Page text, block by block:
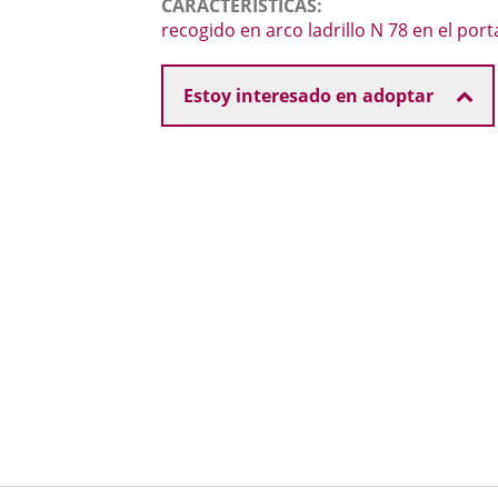
externa.externa.
aplicación
externa.
CARACTERÍSTICAS
recogido en arco ladrillo N 78 en el
Estoy interesado en adoptar